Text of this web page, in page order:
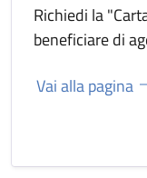
Richiedi la
beneficiare di
Vai alla pagina